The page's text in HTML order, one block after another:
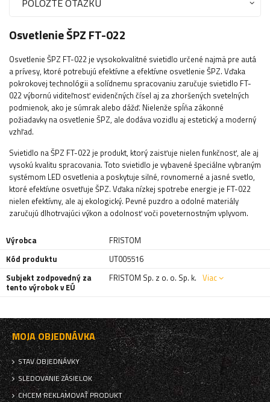
Osvetlenie ŠPZ FT-022
Osvetlenie ŠPZ FT-022 je vysokokvalitné svietidlo určené najmä pre autá
a prívesy, ktoré potrebujú efektívne a efektívne osvetlenie ŠPZ. Vďaka
pokrokovej technológii a solídnemu spracovaniu zaručuje svietidlo FT-
022 výbornú viditeľnosť evidenčných čísel aj za zhoršených svetelných
podmienok, ako je súmrak alebo dážď. Nielenže spĺňa zákonné
požiadavky na osvetlenie ŠPZ, ale dodáva vozidlu aj estetický a moderný
vzhľad.
Svietidlo na ŠPZ FT-022 je produkt, ktorý zaisťuje nielen funkčnosť, ale aj
vysokú kvalitu spracovania. Toto svietidlo je vybavené špeciálne vybraným
systémom LED osvetlenia a poskytuje silné, rovnomerné a jasné svetlo,
ktoré efektívne osvetľuje ŠPZ. Vďaka nízkej spotrebe energie je FT-022
nielen efektívny, ale aj ekologický. Pevné puzdro a odolné materiály
zaručujú dlhotrvajúci výkon a odolnosť voči poveternostným vplyvom.
Výrobca
FRISTOM
Kód produktu
UT005516
Subjekt zodpovedný za
tento výrobok v EÚ
FRISTOM Sp. z o. o. Sp. k. Viac
MOJA OBJEDNÁVKA
STAV OBJEDNÁVKY
SLEDOVANIE ZÁSIELOK
CHCEM REKLAMOVAŤ PRODUKT